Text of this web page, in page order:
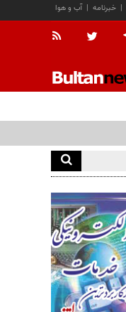
آب و هوا | خبرنامه |